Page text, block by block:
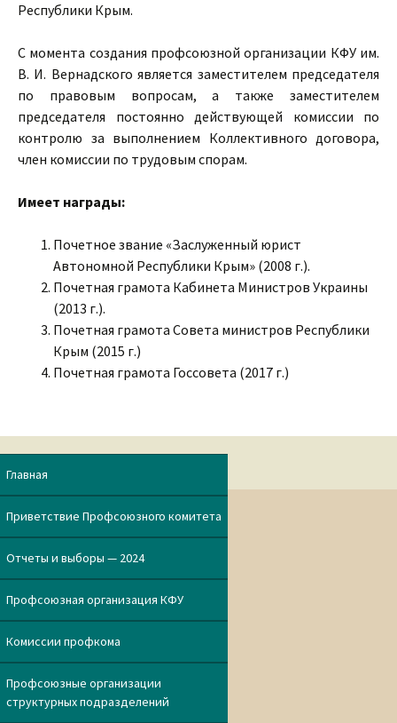
Республики Крым.
С момента создания профсоюзной организации КФУ им.
В. И. Вернадского является заместителем председателя
по правовым вопросам, а также заместителем
председателя постоянно действующей комиссии по
контролю за выполнением Коллективного договора,
член комиссии по трудовым спорам.
Имеет награды:
Почетное звание «Заслуженный юрист
Автономной Республики Крым» (2008 г.).
Почетная грамота Кабинета Министров Украины
(2013 г.).
Почетная грамота Совета министров Республики
Крым (2015 г.)
Почетная грамота Госсовета (2017 г.)
Главная
Приветствие Профсоюзного комитета
Отчеты и выборы — 2024
Профсоюзная организация КФУ
Комиссии профкома
Профсоюзные организации
структурных подразделений